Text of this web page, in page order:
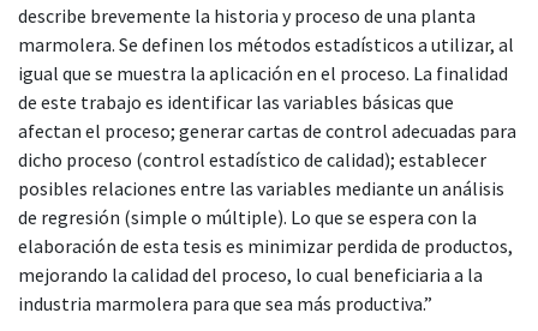
describe brevemente la historia y proceso de una planta
marmolera. Se definen los métodos estadísticos a utilizar, al
igual que se muestra la aplicación en el proceso. La finalidad
de este trabajo es identificar las variables básicas que
afectan el proceso; generar cartas de control adecuadas para
dicho proceso (control estadístico de calidad); establecer
posibles relaciones entre las variables mediante un análisis
de regresión (simple o múltiple). Lo que se espera con la
elaboración de esta tesis es minimizar perdida de productos,
mejorando la calidad del proceso, lo cual beneficiaria a la
industria marmolera para que sea más productiva.”